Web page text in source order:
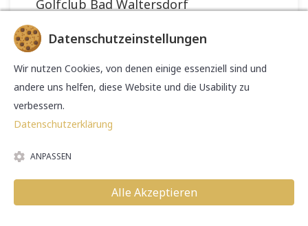
Golfclub Bad Waltersdorf
+43-3333-24 000 | office@golf-
badwaltersdorf.at | www.golf-badwaltersdorf.at
05.09.2026 10:00 bis 13:00 Uhr
Professional Tim Robinson
03.09.2026 14:00 Uhr
Datenschutzeinstellungen
Wir nutzen Cookies, von denen einige essenziell sind und
andere uns helfen, diese Website und die Usability zu
verbessern.
Datenschutzerklärung
ANPASSEN
Alle Akzeptieren